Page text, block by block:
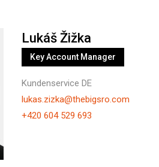
Lukáš Žižka
Key Account Manager
Kundenservice DE
lukas.zizka@thebigsro.com
+420 604 529 693